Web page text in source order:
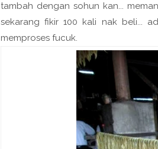
tambah dengan sohun kan...
sekarang fikir 100 kali nak beli...
memproses fucuk.